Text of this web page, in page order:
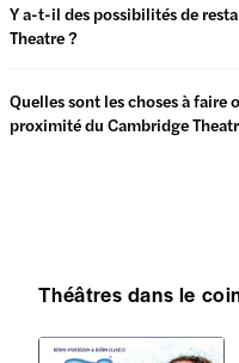
Y a-t-il des possibilités de
Theatre ?
Quelles sont les choses à faire
proximité du Cambridge
Théâtres dans le